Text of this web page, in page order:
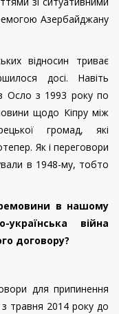
Азербайджану
відносин триває
досі. Навіть
Осло з 1993 року по
щодо Кіпру між
громад, які
Як і переговори
в 1948-му, тобто
в нашому
війна
договору?
для припинення
з травня 2014 року до